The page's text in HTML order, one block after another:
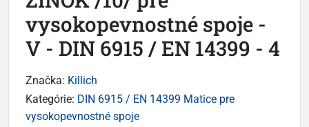
vysokopevnostné spoje -
V - DIN 6915 / EN 14399 - 4
Značka: Killich
Kategórie: DIN 6915 / EN 14399 Matice pre
vysokopevnostné spoje